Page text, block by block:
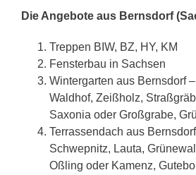
Die Angebote aus Bernsdorf
Treppen BIW, BZ, HY, KM
Fensterbau in Sachsen
Wintergarten aus Bernsdorf
Waldhof, Zeißholz,
Saxonia oder Großgrabe,
Terrassendach aus
Schwepnitz, Lauta,
Oßling oder Kamenz,